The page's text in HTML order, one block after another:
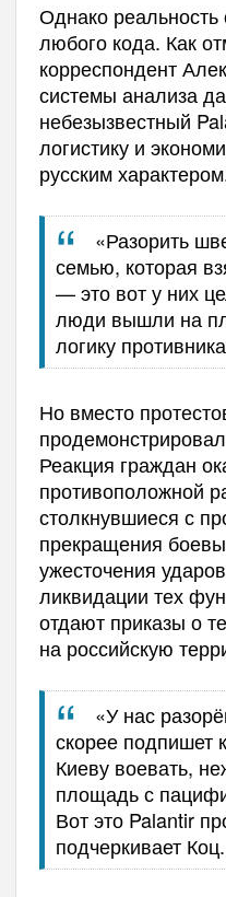
Однако
любого кода. Как
корреспондент
системы анализа
небезызвестный
логистику и
русским
«Разорить
семью, которая
— это вот у них
люди вышли на
логику
Но вместо
Реакция граждан
противоположной
столкнувшиеся с
прекращения
ужесточения
ликвидации тех
отдают приказы о
на российскую
«У нас
скорее подпишет
Киеву воевать,
площадь с
Вот это Palantir
подчеркивает Коц.